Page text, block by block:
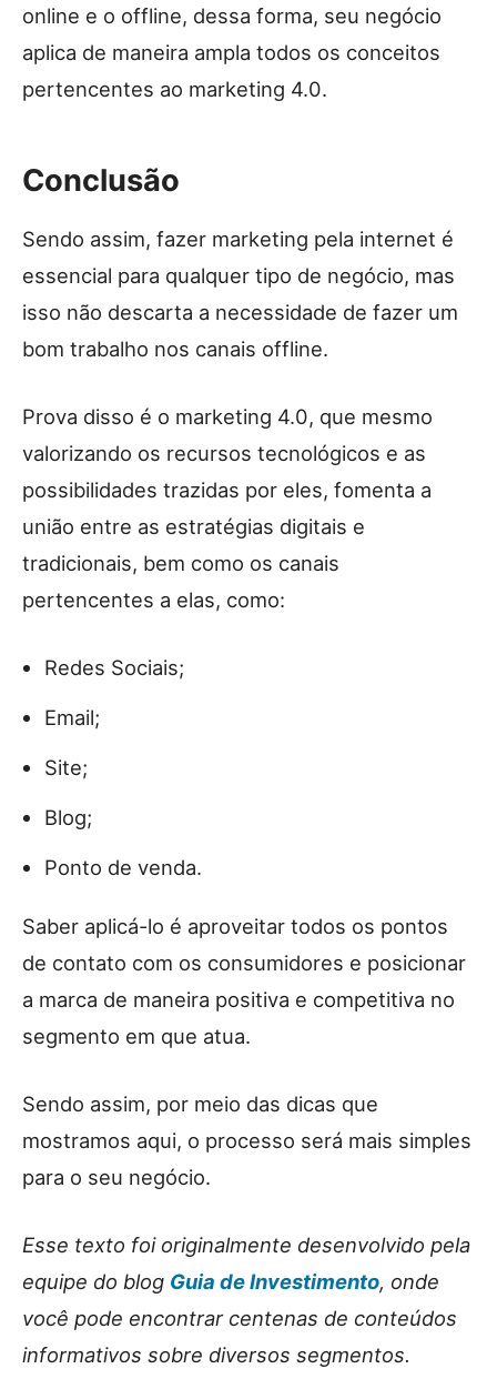
online e o offline, dessa forma, seu negócio
aplica de maneira ampla todos os conceitos
pertencentes ao marketing 4.0.
Conclusão
Sendo assim, fazer marketing pela internet é
essencial para qualquer tipo de negócio, mas
isso não descarta a necessidade de fazer um
bom trabalho nos canais offline.
Prova disso é o marketing 4.0, que mesmo
valorizando os recursos tecnológicos e as
possibilidades trazidas por eles, fomenta a
união entre as estratégias digitais e
tradicionais, bem como os canais
pertencentes a elas, como:
Redes Sociais;
Email;
Site;
Blog;
Ponto de venda.
Saber aplicá-lo é aproveitar todos os pontos
de contato com os consumidores e posicionar
a marca de maneira positiva e competitiva no
segmento em que atua.
Sendo assim, por meio das dicas que
mostramos aqui, o processo será mais simples
para o seu negócio.
Esse texto foi originalmente desenvolvido pela
equipe do blog Guia de Investimento, onde
você pode encontrar centenas de conteúdos
informativos sobre diversos segmentos.